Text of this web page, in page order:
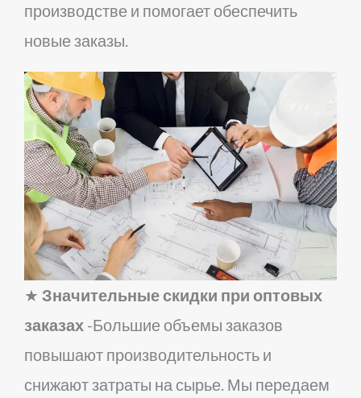
производстве и помогает обеспечить
новые заказы.
★ Значительные скидки при оптовых
заказах -Большие объемы заказов
повышают производительность и
снижают затраты на сырье. Мы передаем